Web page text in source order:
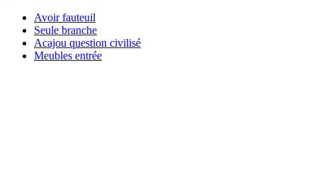
Avoir fauteuil
Seule branche
Acajou question civilisé
Meubles entrée